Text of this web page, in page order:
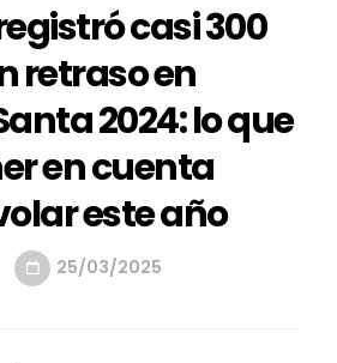
casi 300
retraso en
2024: lo que
en cuenta
este año
25/03/2025